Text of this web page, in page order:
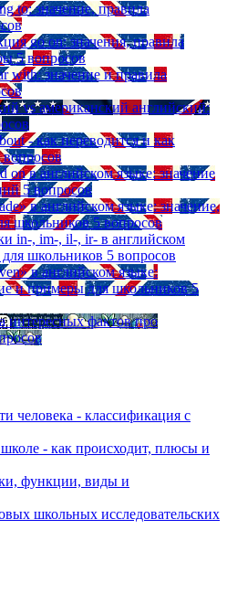
to: значение, правила
go on: значения, правила
5 вопросов
with: значение и правила
vs американский английский:
- как переводится и как
вопросов
on в английском языке: значение
5 вопросов
в английском языке: значение,
школьников 5 вопросов
in-, im-, il-, ir- в английском
школьников 5 вопросов
в английском языке:
и примеры для школьников 5
интересных фактов про
человека - классификация с
- как происходит, плюсы и
функции, виды и
школьных исследовательских